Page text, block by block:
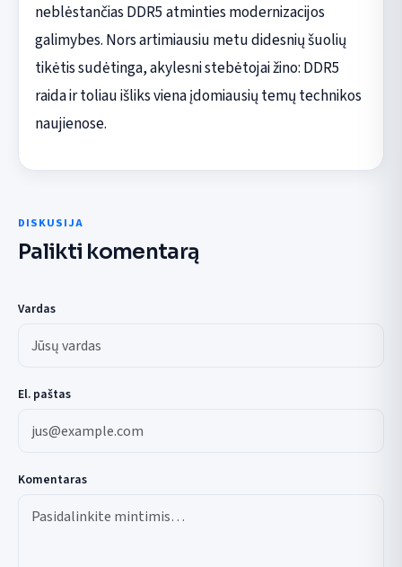
neblėstančias DDR5 atminties modernizacijos
galimybes. Nors artimiausiu metu didesnių šuolių
tikėtis sudėtinga, akylesni stebėtojai žino: DDR5
raida ir toliau išliks viena įdomiausių temų technikos
naujienose.
DISKUSIJA
Palikti komentarą
Vardas
El. paštas
Komentaras